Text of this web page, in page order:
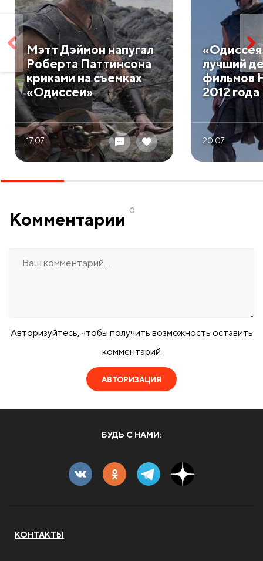
Мэтт Дэймон напугал
Роберта Паттинсона
криками на съемках
«Одиссеи»
17.07
лучший
фильмов
2012 года
20.07
Комментарии 0
Авторизуйтесь, чтобы получить возможность оставить
комментарий
АВТОРИЗАЦИЯ
БУДЬ С НАМИ:
КОНТАКТЫ